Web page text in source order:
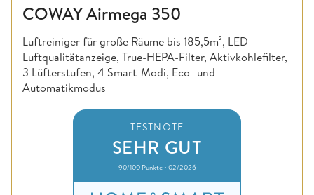
COWAY Airmega 350
Luftreiniger für große Räume bis 185,5m², LED-
Luftqualitätanzeige, True-HEPA-Filter, Aktivkohlefilter,
3 Lüfterstufen, 4 Smart-Modi, Eco- und
Automatikmodus
TESTNOTE
SEHR GUT
90/100 Punkte • 02/2026